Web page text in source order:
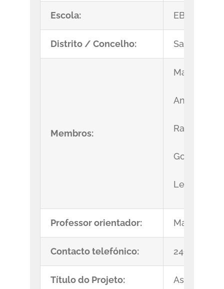
Escola: EB2,3/S
Distrito / Concelho: Santarém/
Membros:
Maria
Ana
Radu
Gonçalo
Leonor
Professor orientador: Maria
Contacto telefónico: 249979040
Título do Projeto: As